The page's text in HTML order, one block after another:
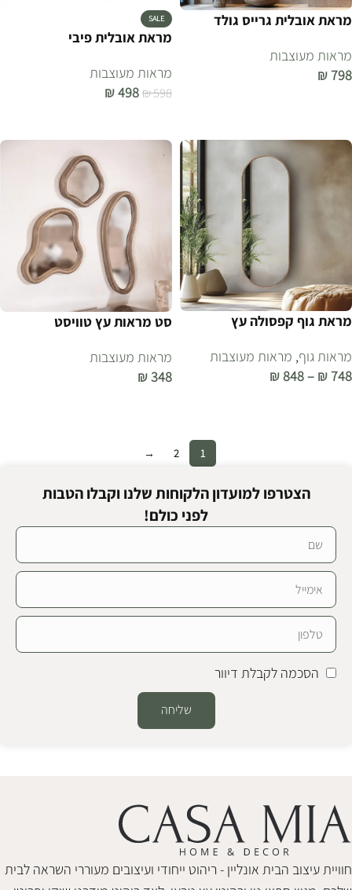
מראת אובלית גרייס גולד
מראות מעוצבות
₪798
SALE
מראת אובלית פיבי
מראות מעוצבות
₪598
₪498
מראת גוף קפסולה עץ
מראות גוף, מראות מעוצבות
₪748
–
₪848
סט מראות עץ טוויסט
מראות מעוצבות
₪348
1
2
→
הצטרפו למועדון הלקוחות שלנו וקבלו הטבות
לפני כולם!
הסכמה לקבלת דיוור
שליחה
חוויית עיצוב הבית אונליין - ריהוט ייחודי ועיצובים מעוררי השראה לבית